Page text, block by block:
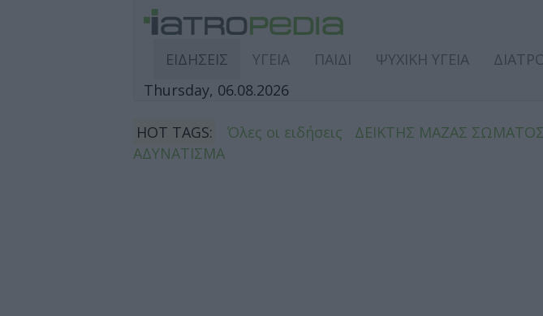
ΕΙΔΗΣΕΙΣ ΥΓΕΙΑ ΠΑΙΔΙ ΨΥΧΙΚΗ ΥΓΕΙΑ
Thursday, 06.08.2026
HOT TAGS: Όλες οι ειδήσεις ΔΕΙΚΤΗΣ ΜΑΖΑΣ ΣΩΜΑΤΟΣ
ΑΔΥΝΑΤΙΣΜΑ